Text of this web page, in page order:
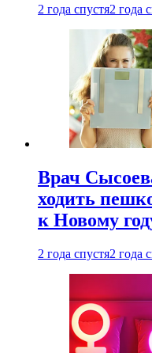
2 года спустя2 года
Врач
ходить
к Новому
2 года спустя2 года